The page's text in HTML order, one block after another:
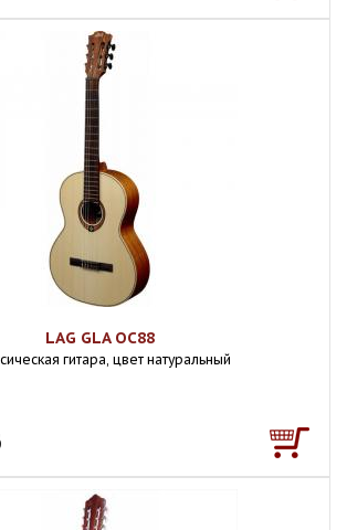
LAG GLA OC88
гитара, цвет натуральный